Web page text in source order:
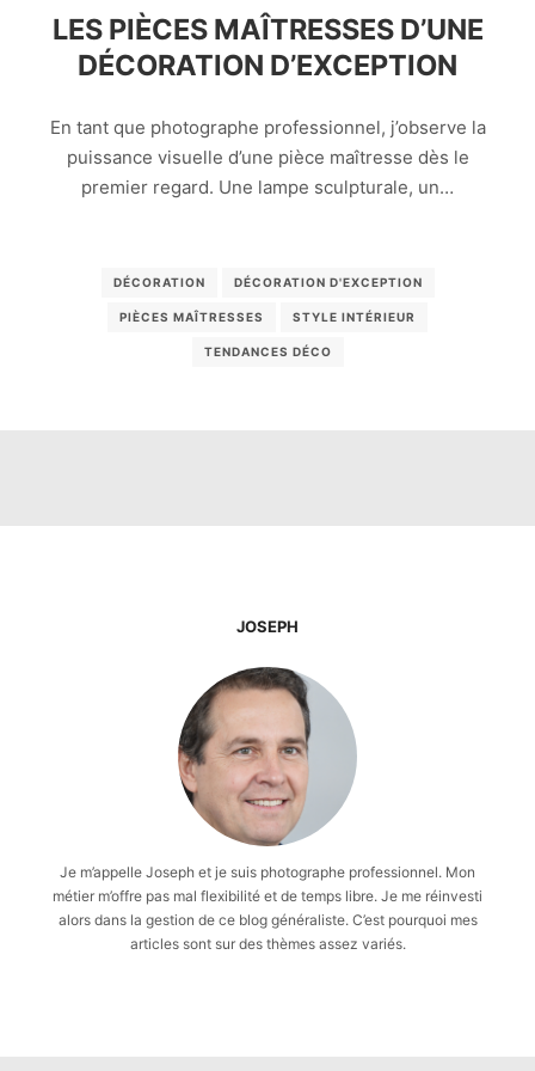
LES PIÈCES MAÎTRESSES D’UNE
DÉCORATION D’EXCEPTION
En tant que photographe professionnel, j’observe la
puissance visuelle d’une pièce maîtresse dès le
premier regard. Une lampe sculpturale, un…
DÉCORATION DÉCORATION D'EXCEPTION
PIÈCES MAÎTRESSES STYLE INTÉRIEUR
TENDANCES DÉCO
JOSEPH
Je m’appelle Joseph et je suis photographe professionnel. Mon
métier m’offre pas mal flexibilité et de temps libre. Je me réinvesti
alors dans la gestion de ce blog généraliste. C’est pourquoi mes
articles sont sur des thèmes assez variés.